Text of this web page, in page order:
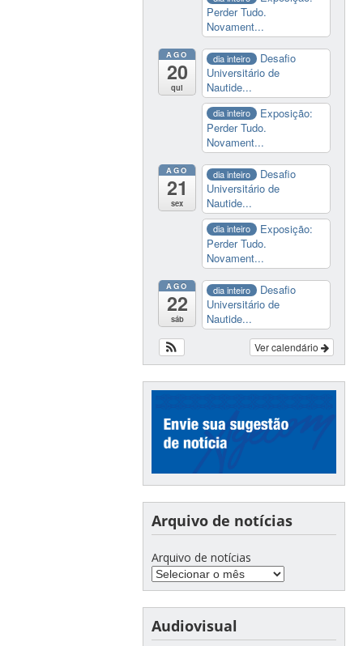
Perder Tudo.
Novament...
AGO
20
qui
dia inteiro
Desafio
Universitário de
Nautide...
dia inteiro
Exposição:
Perder Tudo.
Novament...
AGO
21
sex
dia inteiro
Desafio
Universitário de
Nautide...
dia inteiro
Exposição:
Perder Tudo.
Novament...
AGO
22
sáb
dia inteiro
Desafio
Universitário de
Nautide...
Ver calendário
Arquivo de notícias
Arquivo de notícias
Audiovisual